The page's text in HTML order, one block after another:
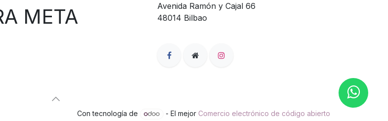
META
Avenida Ramón y Cajal 66
48014 Bilbao
Con tecnología de - El mejor Comercio electrónico de código abierto